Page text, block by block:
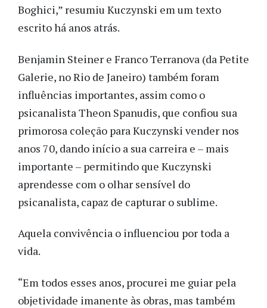
Boghici,” resumiu Kuczynski em um texto
escrito há anos atrás.
Benjamin Steiner e Franco Terranova (da Petite
Galerie, no Rio de Janeiro) também foram
influências importantes, assim como o
psicanalista Theon Spanudis, que confiou sua
primorosa coleção para Kuczynski vender nos
anos 70, dando início a sua carreira e – mais
importante – permitindo que Kuczynski
aprendesse com o olhar sensível do
psicanalista, capaz de capturar o sublime.
Aquela convivência o influenciou por toda a
vida.
“Em todos esses anos, procurei me guiar pela
objetividade imanente às obras, mas também